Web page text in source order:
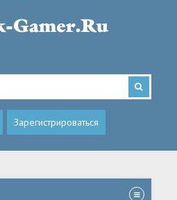
Зарегистрироваться